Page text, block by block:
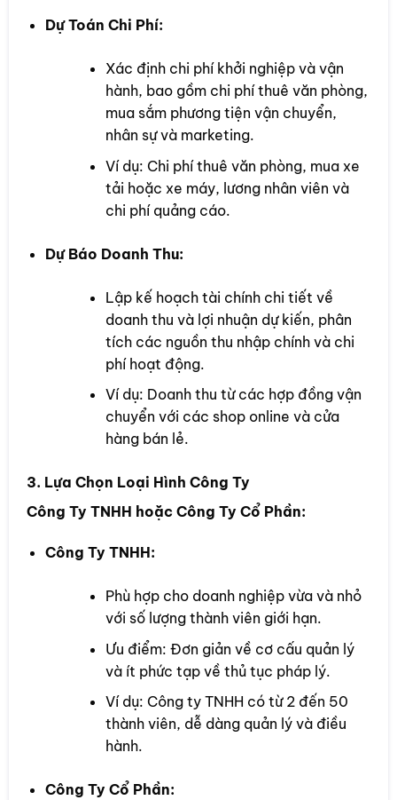
Dự Toán Chi Phí:
Xác định chi phí khởi nghiệp và vận
hành, bao gồm chi phí thuê văn phòng,
mua sắm phương tiện vận chuyển,
nhân sự và marketing.
Ví dụ: Chi phí thuê văn phòng, mua xe
tải hoặc xe máy, lương nhân viên và
chi phí quảng cáo.
Dự Báo Doanh Thu:
Lập kế hoạch tài chính chi tiết về
doanh thu và lợi nhuận dự kiến, phân
tích các nguồn thu nhập chính và chi
phí hoạt động.
Ví dụ: Doanh thu từ các hợp đồng vận
chuyển với các shop online và cửa
hàng bán lẻ.
3. Lựa Chọn Loại Hình Công Ty
Công Ty TNHH hoặc Công Ty Cổ Phần:
Công Ty TNHH:
Phù hợp cho doanh nghiệp vừa và nhỏ
với số lượng thành viên giới hạn.
Ưu điểm: Đơn giản về cơ cấu quản lý
và ít phức tạp về thủ tục pháp lý.
Ví dụ: Công ty TNHH có từ 2 đến 50
thành viên, dễ dàng quản lý và điều
hành.
Công Ty Cổ Phần: